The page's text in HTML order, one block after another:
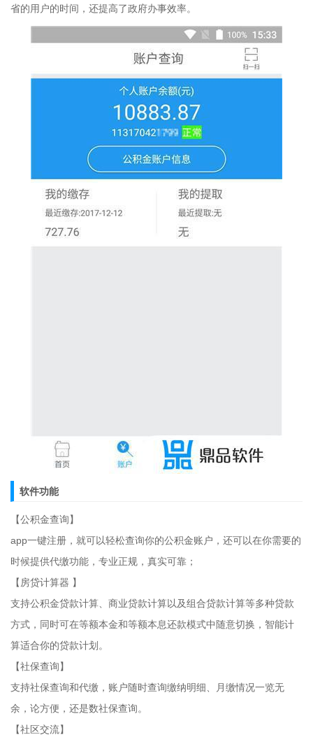
省的用户的时间，还提高了政府办事效率。
软件功能
【公积金查询】
app一键注册，就可以轻松查询你的公积金账户，还可以在你需要的
时候提供代缴功能，专业正规，真实可靠；
【房贷计算器 】
支持公积金贷款计算、商业贷款计算以及组合贷款计算等多种贷款
方式，同时可在等额本金和等额本息还款模式中随意切换，智能计
算适合你的贷款计划。
【社保查询】
支持社保查询和代缴，账户随时查询缴纳明细、月缴情况一览无
余，论方便，还是数社保查询。
【社区交流】